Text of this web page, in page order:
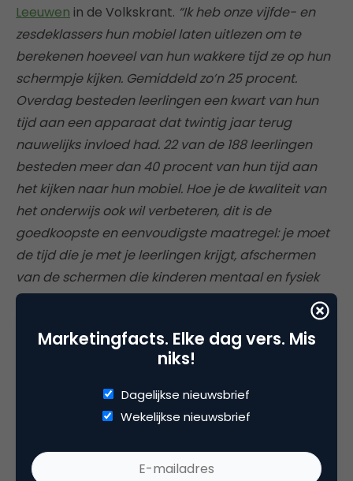
Leeuwen in de Volkskrant. “Ik heb onze vijfde- en
zesdeklassers hun mobiel laten uitlezen om te
berekenen hoeveel van hun wakkere tijd ze op hun
schermpje kijken. Gemiddeld zo’n 25 procent.
Overdag besteden leerlingen een kwart van hun
tijd aan een apparaat dat twintig jaar terug
nauwelijks invloed had. 22 van de 188 leerlingen
besteden meer dan 40 procent van hun tijd aan
het kijken naar hun mobiel. Hoe je de kwaliteit van
het onderwijs ook wil verbeteren, dit is de
goedkoopste en eenvoudigste maatregel: je moet
de tijd die je met je leerlingen krijgt, afschermen
van de schermen die kinderen mentaal en fysiek
beperken”
Het is alweer een tijdje geleden maar in 2018 was
Techbazen verboden hun
van Silicon Valley geeft in zijn thuisomgeving al
langer blijkt van een grote voorzichtigheid
tegenover technologie”, zei Nellie Bowles. Die top
toont zich al langer bezorgdover de mogelijke
Marketingfacts. Elke dag vers. Mis
niks!
Dagelijkse nieuwsbrief
Wekelijkse nieuwsbrief